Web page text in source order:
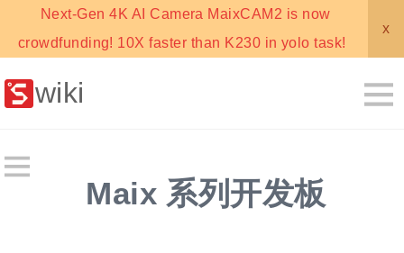
Next-Gen 4K AI Camera MaixCAM2 is now
crowdfunding! 10X faster than K230 in yolo task!
x
wiki
Maix 系列开发板